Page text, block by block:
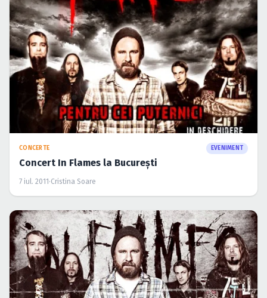
CONCERTE EVENIMENT
Concert In Flames la Bucureşti
7 iul. 2011 ·Cristina Soare